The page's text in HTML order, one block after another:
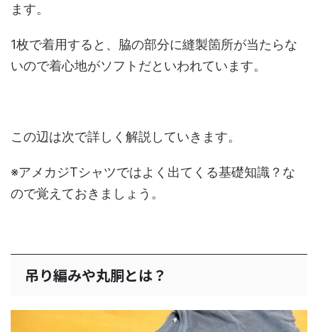
ます。
1枚で着用すると、脇の部分に縫製箇所が当たらな
いので着心地がソフトだといわれています。
この辺は次で詳しく解説していきます。
※アメカジTシャツではよく出てくる基礎知識？な
ので覚えておきましょう。
吊り編みや丸胴とは？